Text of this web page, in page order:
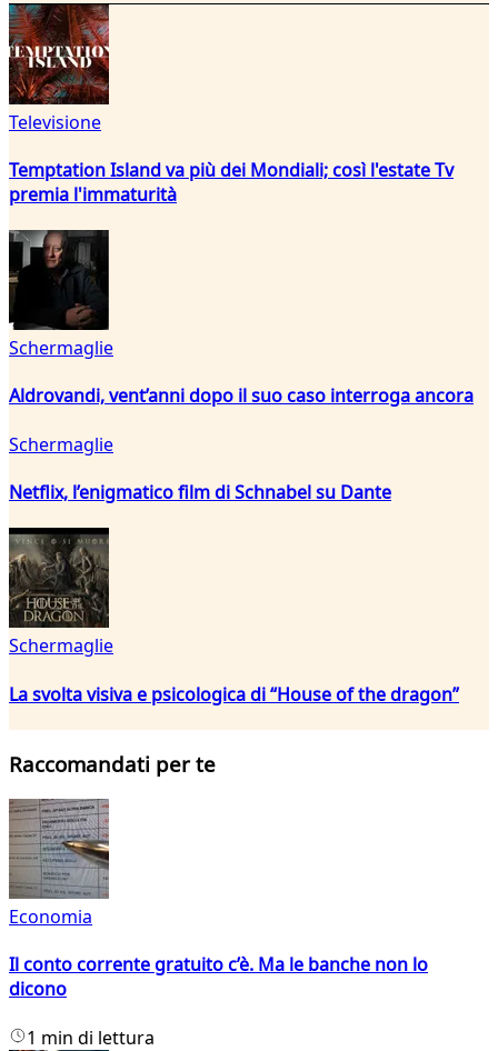
Televisione
Temptation Island va più dei Mondiali; così l'estate Tv
premia l'immaturità
Schermaglie
Aldrovandi, vent’anni dopo il suo caso interroga ancora
Schermaglie
Netflix, l’enigmatico film di Schnabel su Dante
Schermaglie
La svolta visiva e psicologica di “House of the dragon”
Raccomandati per te
Economia
Il conto corrente gratuito c’è. Ma le banche non lo
dicono
1 min di lettura